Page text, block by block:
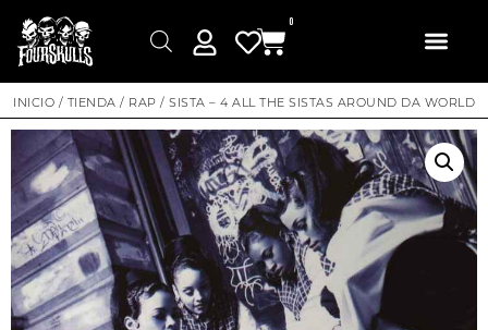
0
INICIO / TIENDA / RAP / SISTA – 4 ALL THE SISTAS AROUND DA WORLD